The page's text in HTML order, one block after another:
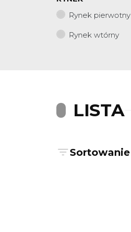
Rynek pierwotny
Rynek wtórny
LISTA
Sortowanie